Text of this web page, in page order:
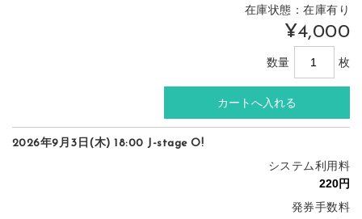
在庫状態：在庫有り
¥4,000
数量 枚
2026年9月3日(木) 18:00 J-stage O!
システム利用料
発券手数料